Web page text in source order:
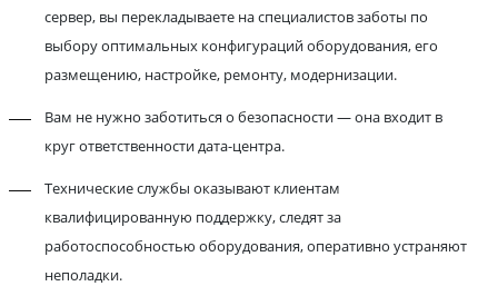
сервер, вы перекладываете на специалистов заботы по
выбору оптимальных конфигураций оборудования, его
размещению, настройке, ремонту, модернизации.
Вам не нужно заботиться о безопасности — она входит в
круг ответственности дата-центра.
Технические службы оказывают клиентам
квалифицированную поддержку, следят за
работоспособностью оборудования, оперативно устраняют
неполадки.